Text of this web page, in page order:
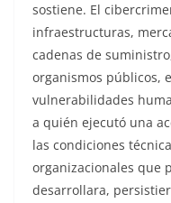
sostiene. El
infraestructuras,
cadenas de
organismos públicos,
vulnerabilidades
a quién ejecutó una
las condiciones
organizacionales que
desarrollara,